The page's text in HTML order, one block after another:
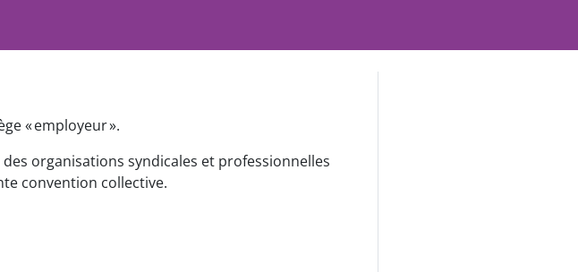
« employeur ».
organisations syndicales et professionnelles
convention collective.